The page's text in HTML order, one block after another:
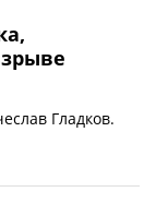
Гладков.